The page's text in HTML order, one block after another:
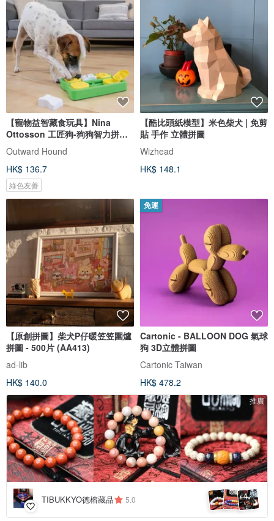
【寵物益智藏食玩具】Nina
Ottosson 工匠狗-狗狗智力拼圖
LV.2
Outward Hound
HK$ 136.7
綠色友善
【酷比頭紙模型】米色柴犬 | 免剪
貼 手作 立體拼圖
Wizhead
HK$ 148.1
【原創拼圖】柴犬P仔暖笠笠圍爐
拼圖 - 500片 (AA413)
ad-lib
HK$ 140.0
免運
Cartonic - BALLOON DOG 氣球
狗 3D立體拼圖
Cartonic Taiwan
HK$ 478.2
推廣
TIBUKKYO德榕藏品 5.0 +4